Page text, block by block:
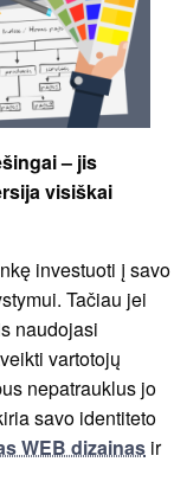
– jis
visiškai
investuoti į savo
Tačiau jei
naudojasi
vartotojų
nepatrauklus jo
savo identiteto
WEB dizainas ir